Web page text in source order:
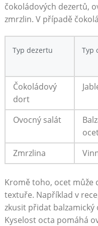
⁢čokoládových dezertů,
zmrzlin. V případě
Typ dezertu Typ
Čokoládový ​
dort
Ovocný salát
Zmrzlina
Kromě toho, ocet může
textuře. Například ‌v
zkusit přidat
Kyselost octa pomáhá